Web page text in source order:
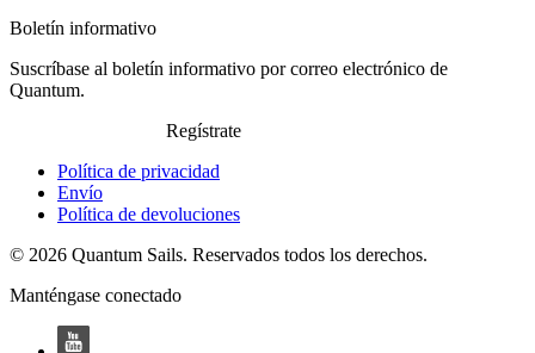
Boletín informativo
Suscríbase al boletín informativo por correo electrónico de
Quantum.
Regístrate
Política de privacidad
Envío
Política de devoluciones
© 2026 Quantum Sails. Reservados todos los derechos.
Manténgase conectado